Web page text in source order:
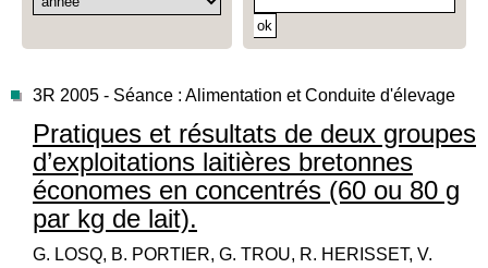
3R 2005 - Séance : Alimentation et Conduite d'élevage
Pratiques et résultats de deux groupes
d’exploitations laitières bretonnes
économes en concentrés (60 ou 80 g
par kg de lait).
G. LOSQ, B. PORTIER, G. TROU, R. HERISSET, V.